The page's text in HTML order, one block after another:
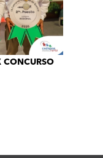
CONCURSO